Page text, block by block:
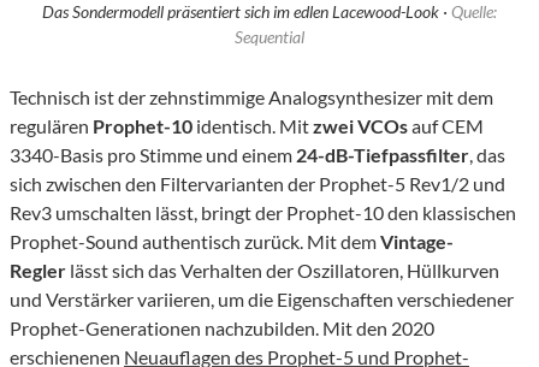
Das Sondermodell präsentiert sich im edlen Lacewood-Look · Quelle:
Sequential
Technisch ist der zehnstimmige Analogsynthesizer mit dem
regulären Prophet-10 identisch. Mitzwei VCOsauf CEM
3340-Basis pro Stimme und einem 24-dB-Tiefpassfilter, das
sich zwischen den Filtervarianten der Prophet-5 Rev1/2 und
Rev3 umschalten lässt, bringt der Prophet-10 den klassischen
Prophet-Sound authentisch zurück. Mit demVintage-
Regler lässt sich das Verhalten der Oszillatoren, Hüllkurven
und Verstärker variieren, um die Eigenschaften verschiedener
Prophet-Generationen nachzubilden. Mit den 2020
erschienenen Neuauflagen des Prophet-5 und Prophet-